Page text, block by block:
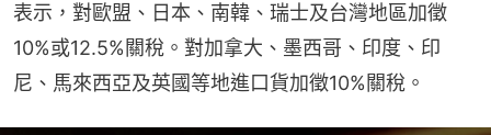
表示，對歐盟、日本、南韓、瑞士及台灣地區加徵
10%或12.5%關稅。對加拿大、墨西哥、印度、印
尼、馬來西亞及英國等地進口貨加徵10%關稅。